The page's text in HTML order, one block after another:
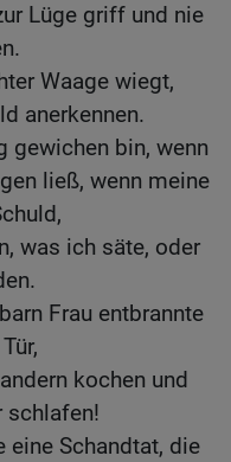
Lüge griff und nie
Waage wiegt,
anerkennen.
gewichen bin, wenn
ließ, wenn meine
was ich säte, oder
Frau entbrannte
kochen und
schlafen!
eine Schandtat, die